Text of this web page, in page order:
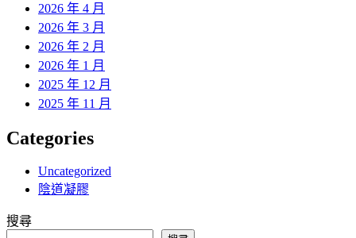
2026 年 4 月
2026 年 3 月
2026 年 2 月
2026 年 1 月
2025 年 12 月
2025 年 11 月
Categories
Uncategorized
陰道凝膠
搜尋